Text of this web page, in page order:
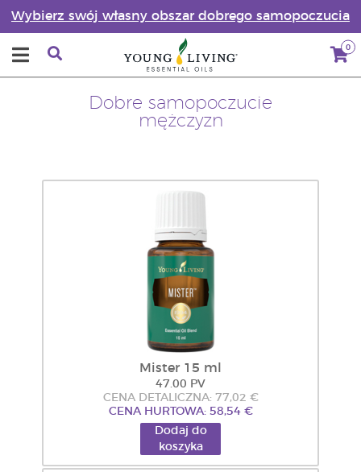
Wybierz swój własny obszar dobrego samopoczucia
0
Dobre samopoczucie
mężczyzn
Mister 15 ml
47.00 PV
CENA DETALICZNA: 77,02 €
CENA HURTOWA: 58,54 €
Dodaj do
koszyka